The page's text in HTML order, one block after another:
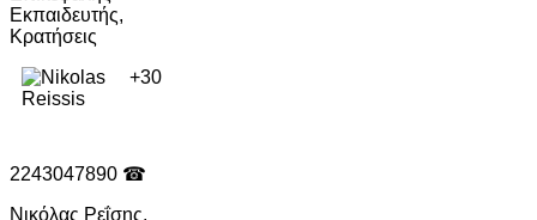
Εκπαιδευτής,
Κρατήσεις
+30
2243047890 ☎
Νικόλας Ρεΐσης,